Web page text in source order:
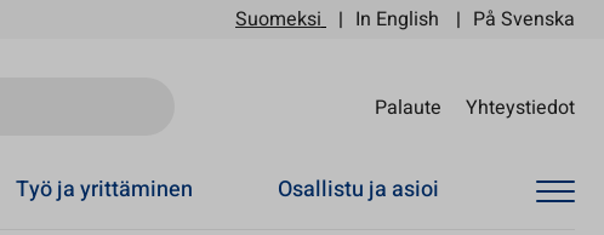
Suomeksi In English På Svenska
Palaute Yhteystiedot
Työ ja yrittäminen Osallistu ja asioi